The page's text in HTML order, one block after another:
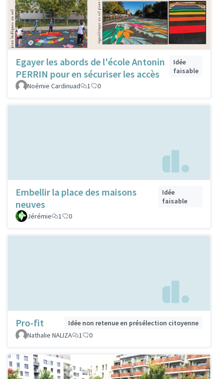
Egayer les abords de l'école Antonin
PERRIN pour en sécuriser les accès
Idée
faisable
Noémie Cardinuad
1 0
Embellir la place des maisons
neuves
Idée
faisable
Jérémie
1 0
Pro-fit
Idée non retenue en présélection citoyenne
Nathalie NALIZA
1 0